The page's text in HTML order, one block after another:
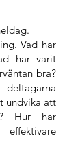
Vad har
har varit
bra?
undvika att
Hur har